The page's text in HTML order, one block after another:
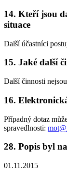
14. Kteří jsou
situace
Další účastníci
15. Jaké další
Další činnosti
16.
Případný dotaz
spravedlnosti:
28. Popis byl
01.11.2015